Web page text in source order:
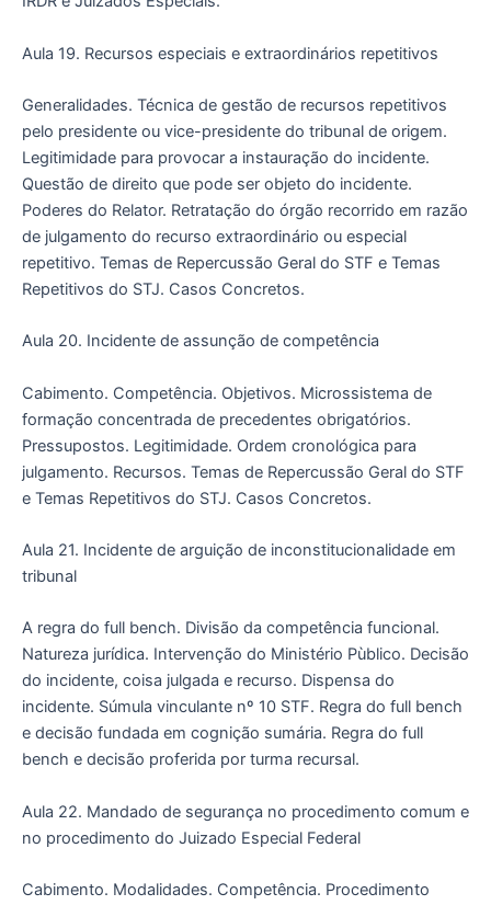
Aula 19. Recursos especiais e extraordinários repetitivos
Generalidades. Técnica de gestão de recursos repetitivos
pelo presidente ou vice-presidente do tribunal de origem.
Legitimidade para provocar a instauração do incidente.
Questão de direito que pode ser objeto do incidente.
Poderes do Relator. Retratação do órgão recorrido em razão
de julgamento do recurso extraordinário ou especial
repetitivo. Temas de Repercussão Geral do STF e Temas
Repetitivos do STJ. Casos Concretos.
Aula 20. Incidente de assunção de competência
Cabimento. Competência. Objetivos. Microssistema de
formação concentrada de precedentes obrigatórios.
Pressupostos. Legitimidade. Ordem cronológica para
julgamento. Recursos. Temas de Repercussão Geral do STF
e Temas Repetitivos do STJ. Casos Concretos.
Aula 21. Incidente de arguição de inconstitucionalidade em
tribunal
A regra do full bench. Divisão da competência funcional.
Natureza jurídica. Intervenção do Ministério Pùblico. Decisão
do incidente, coisa julgada e recurso. Dispensa do
incidente. Súmula vinculante nº 10 STF. Regra do full bench
e decisão fundada em cognição sumária. Regra do full
bench e decisão proferida por turma recursal.
Aula 22. Mandado de segurança no procedimento comum e
no procedimento do Juizado Especial Federal
Cabimento. Modalidades. Competência. Procedimento